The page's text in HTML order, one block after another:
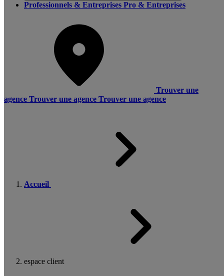
Professionnels & Entreprises Pro & Entreprises
Trouver une
agence Trouver une agence Trouver une agence
Accueil
espace client